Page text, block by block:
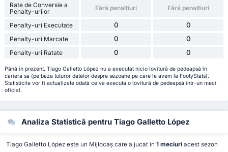
Rate de Conversie a
Penalty-urilor
Fără penaltiuri Fără penaltiuri
Penalty-uri Executate 0 0
Penalty-uri Marcate 0 0
Penalty-uri Ratate 0 0
Până în prezent, Tiago Galletto López nu a executat nicio lovitură de pedeapsă în
cariera sa (pe baza tuturor datelor despre sezoane pe care le avem la FootyStats).
Statisticile vor fi actualizate odată ce va executa o lovitură de pedeapsă într-un meci
oficial.
Analiza Statistică pentru Tiago Galletto López
Tiago Galletto López este un Mijlocaș care a jucat în 1 meciuriacest sezon